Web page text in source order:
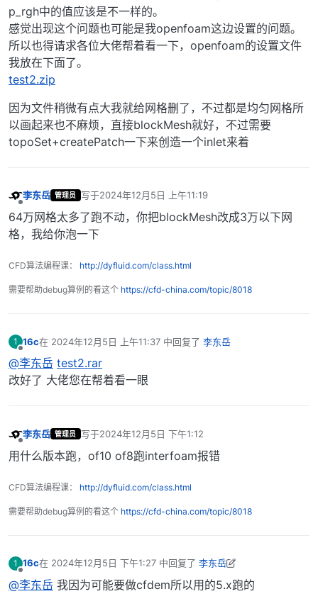
p_rgh中的值应该是不一样的。
感觉出现这个问题也可能是我openfoam这边设置的问题。
所以也得请求各位大佬帮着看一下，openfoam的设置文件
我放在下面了。
test2.zip
因为文件稍微有点大我就给网格删了，不过都是均匀网格所
以画起来也不麻烦，直接blockMesh就好，不过需要
topoSet+createPatch一下来创造一个inlet来着
李东岳 管理员 写于2024年12月5日 上午11:19
最后由 编辑
64万网格太多了跑不动，你把blockMesh改成3万以下网
格，我给你泡一下
CFD算法编程课： http://dyfluid.com/class.html
需要帮助debug算例的看这个 https://cfd-china.com/topic/8018
1
离线
16c在 2024年12月5日 上午11:37 中回复了 李东岳
最后由 编辑
@李东岳 test2.rar
改好了 大佬您在帮着看一眼
李东岳 管理员 写于2024年12月5日 下午1:12
最后由 编辑
用什么版本跑，of10 of8跑interfoam报错
CFD算法编程课： http://dyfluid.com/class.html
需要帮助debug算例的看这个 https://cfd-china.com/topic/8018
1 16c在 2024年12月5日 下午1:27 中回复了 李东岳
最后由 16c 编辑2024年12月5日 下午9:28
@李东岳 我因为可能要做cfdem所以用的5.x跑的